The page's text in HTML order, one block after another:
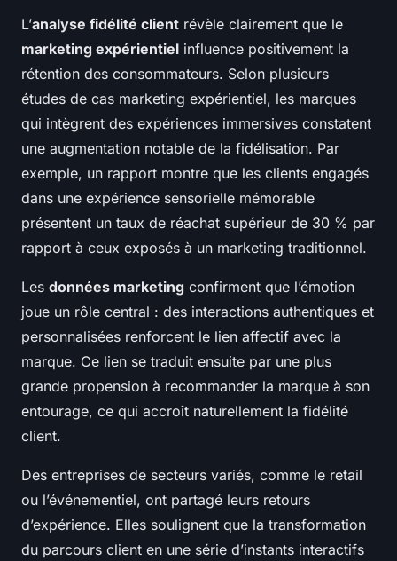
L’analyse fidélité client révèle clairement que le
marketing expérientiel influence positivement la
rétention des consommateurs. Selon plusieurs
études de cas marketing expérientiel, les marques
qui intègrent des expériences immersives constatent
une augmentation notable de la fidélisation. Par
exemple, un rapport montre que les clients engagés
dans une expérience sensorielle mémorable
présentent un taux de réachat supérieur de 30 % par
rapport à ceux exposés à un marketing traditionnel.
Les données marketing confirment que l’émotion
joue un rôle central : des interactions authentiques et
personnalisées renforcent le lien affectif avec la
marque. Ce lien se traduit ensuite par une plus
grande propension à recommander la marque à son
entourage, ce qui accroît naturellement la fidélité
client.
Des entreprises de secteurs variés, comme le retail
ou l’événementiel, ont partagé leurs retours
d’expérience. Elles soulignent que la transformation
du parcours client en une série d’instants interactifs